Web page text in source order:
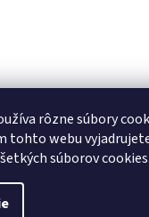
rôzne súbory
tohto webu
súborov cookies.